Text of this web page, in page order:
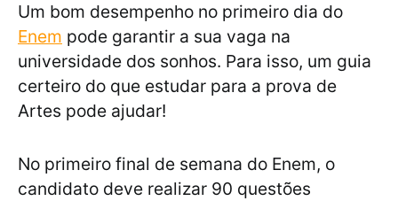
Um bom desempenho no primeiro dia do
Enem pode garantir a sua vaga na
universidade dos sonhos. Para isso, um guia
certeiro do que estudar para a prova de
Artes pode ajudar!
No primeiro final de semana do Enem, o
candidato deve realizar 90 questões